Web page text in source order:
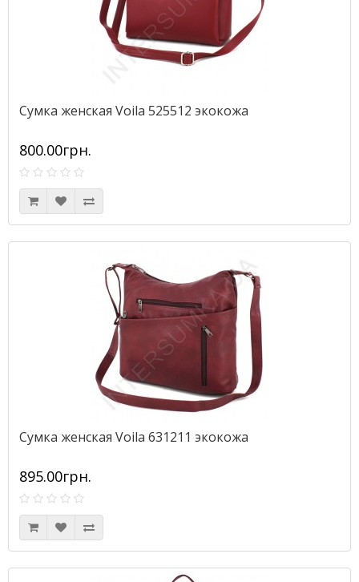
Сумка женская Voila 525512 экокожа
800.00грн.
Сумка женская Voila 631211 экокожа
895.00грн.